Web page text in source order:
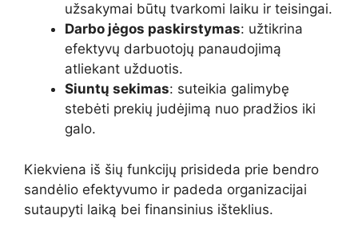
užsakymai būtų tvarkomi laiku ir teisingai.
Darbo jėgos paskirstymas: užtikrina
efektyvų darbuotojų panaudojimą
atliekant užduotis.
Siuntų sekimas: suteikia galimybę
stebėti prekių judėjimą nuo pradžios iki
galo.
Kiekviena iš šių funkcijų prisideda prie bendro
sandėlio efektyvumo ir padeda organizacijai
sutaupyti laiką bei finansinius išteklius.